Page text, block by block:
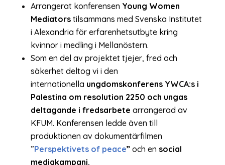
Arrangerat konferensen Young Women
Mediatorstilsammans med Svenska Institutet
i Alexandria för erfarenhetsutbyte kring
kvinnor i medling i Mellanöstern.
Som en del av projektet tjejer, fred och
säkerhet deltog vi i den
internationella ungdomskonferens YWCA:s i
Palestina om resolution 2250 och ungas
deltagande i fredsarbete arrangerad av
KFUM. Konferensen ledde även till
produktionen av dokumentärfilmen
”Perspektivets of peace”och en social
mediakampanj.